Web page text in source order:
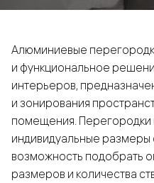
Алюминиевые
и функциональное
интерьеров,
и зонирования
помещения. Перегородки
индивидуальные размеры
возможность подобрать
размеров и количества